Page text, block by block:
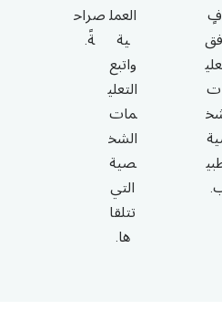
العمل
ية
واتبع
التعلي
مات
الشخ
صية
التي
تتلقا
ها.
صراح
ةً.